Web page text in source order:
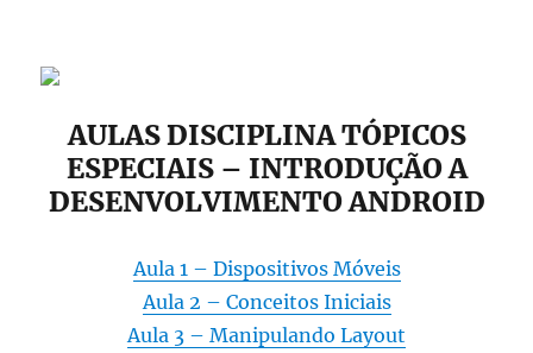
AULAS DISCIPLINA TÓPICOS
ESPECIAIS – INTRODUÇÃO A
DESENVOLVIMENTO ANDROID
Aula 1 – Dispositivos Móveis
Aula 2 – Conceitos Iniciais
Aula 3 – Manipulando Layout